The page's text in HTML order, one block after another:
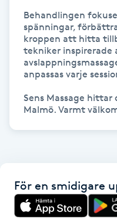
Hårvård
Hälsa
Hälsprickor
IPL hårborttagning
Behandlingen
spänningar,
kroppen att hitta
tekniker inspirerade
anpassas varje
Sens Massage hittar
För en smidigare